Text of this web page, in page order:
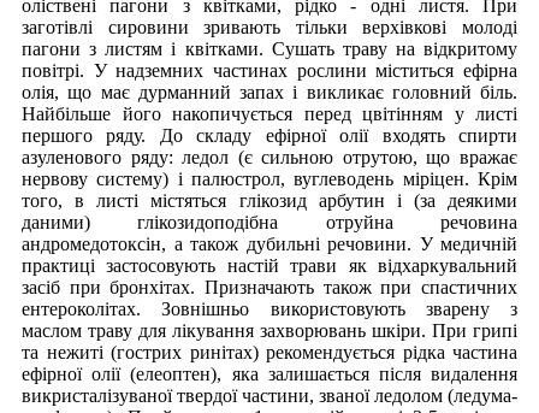
оліствені пагони з квітками, рідко - одні листя. При
заготівлі сировини зривають тільки верхівкові молоді
пагони з листям і квітками. Сушать траву на відкритому
повітрі. У надземних частинах рослини міститься ефірна
олія, що має дурманний запах і викликає головний біль.
Найбільше його накопичується перед цвітінням у листі
першого ряду. До складу ефірної олії входять спирти
азуленового ряду: ледол (є сильною отрутою, що вражає
нервову систему) і палюстрол, вуглеводень міріцен. Крім
того, в листі містяться глікозид арбутин і (за деякими
даними) глікозидоподібна отруйна речовина
андромедотоксін, а також дубильні речовини. У медичній
практиці застосовують настій трави як відхаркувальний
засіб при бронхітах. Призначають також при спастичних
ентероколітах. Зовнішньо використовують зварену з
маслом траву для лікування захворювань шкіри. При грипі
та нежиті (гострих ринітах) рекомендується рідка частина
ефірної олії (елеоптен), яка залишається після видалення
викристалізуваної твердої частини, званої ледолом (ледума-